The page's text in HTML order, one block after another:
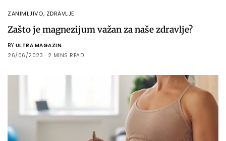
ZANIMLJIVO, ZDRAVLJE
Zašto je magnezijum važan za naše zdravlje?
BY ULTRA MAGAZIN
26/06/2023
2 MINS READ